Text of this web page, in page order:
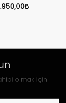
olmak için